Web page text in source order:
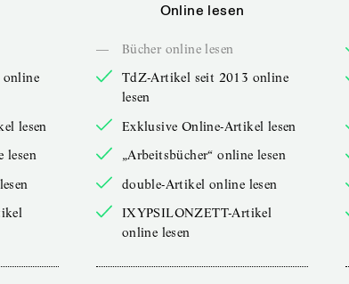
lesen
lesen
Online lesen
—
Bücher online lesen
TdZ-Artikel seit 2013 online
lesen
Exklusive Online-Artikel lesen
„Arbeitsbücher“ online lesen
double-Artikel online lesen
IXYPSILONZETT-Artikel
online lesen